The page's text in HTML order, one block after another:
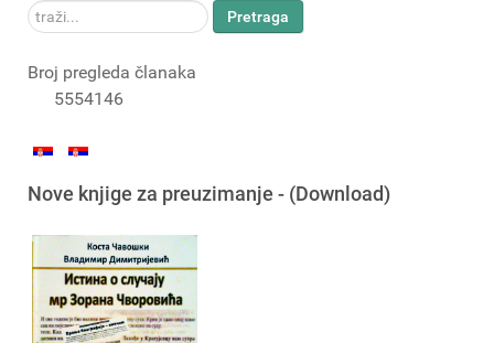
traži... Pretraga
Broj pregleda članaka
5554146
Nove knjige za preuzimanje - (Download)